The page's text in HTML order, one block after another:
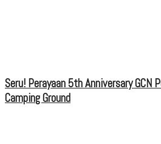
Seru! Perayaan 5th Anniversary GCN
Camping Ground